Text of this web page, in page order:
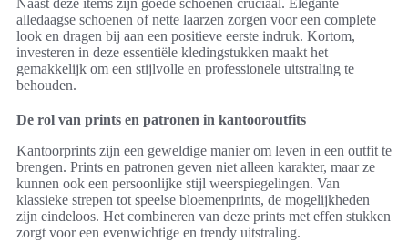
Naast deze items zijn goede schoenen cruciaal. Elegante
alledaagse schoenen of nette laarzen zorgen voor een complete
look en dragen bij aan een positieve eerste indruk. Kortom,
investeren in deze essentiële kledingstukken maakt het
gemakkelijk om een stijlvolle en professionele uitstraling te
behouden.
De rol van prints en patronen in kantooroutfits
Kantoorprints zijn een geweldige manier om leven in een outfit te
brengen. Prints en patronen geven niet alleen karakter, maar ze
kunnen ook een persoonlijke stijl weerspiegelingen. Van
klassieke strepen tot speelse bloemenprints, de mogelijkheden
zijn eindeloos. Het combineren van deze prints met effen stukken
zorgt voor een evenwichtige en trendy uitstraling.